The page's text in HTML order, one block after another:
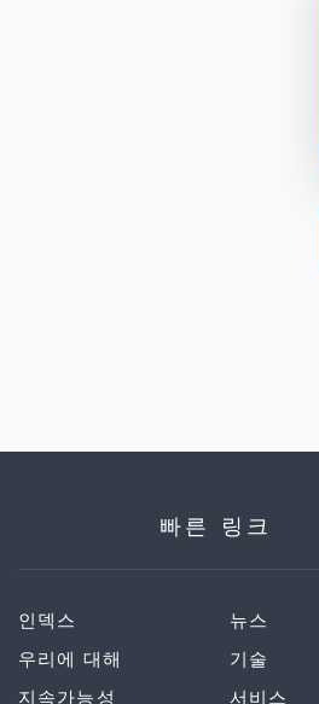
빠른 링크
인덱스
우리에 대해
지속가능성
뉴스
기술
서비스